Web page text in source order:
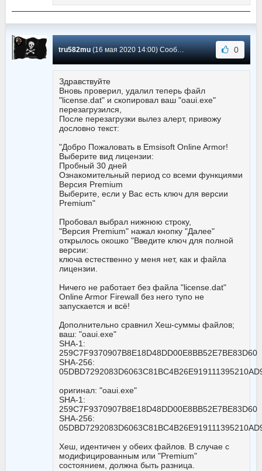
tru582mu(16 мая 2020 14:00) Сообщение #97 0
Здравствуйте
Вновь проверил, удалил теперь файл
"license.dat" и скопировал ваш "oaui.exe"
перезагрузился,
После перезагрузки вылез алерт, привожу
дословно текст:
"Добро Пожаловать в Emsisoft Online Armor!
Выберите вид лицензии:
Пробный 30 дней
Ознакомительный период со всеми функциями
Версия Premium
Выберите, если у Вас есть ключ для версии
Premium"
Пробовал выбрал нижнюю строку,
"Версия Premium" нажал кнопку "Далее"
открылось окошко "Введите ключ для полной
версии:
ключа естественно у меня нет, как и файла
лицензии.
Ничего не работает без файла "license.dat"
Online Armor Firewall без него тупо не
запускается и всё!
Дополнительно сравнил Хеш-суммы файлов;
ваш: "oaui.exe"
SHA-1:
259C7F9370907B8E18D48DD00E8BB52E7BE83D60
SHA-256:
оригинал: "oaui.exe"
SHA-1:
259C7F9370907B8E18D48DD00E8BB52E7BE83D60
SHA-256:
Хеш, идентичен у обеих файлов. В случае с
модифицированным или "Premium"
состоянием, должна быть разница.